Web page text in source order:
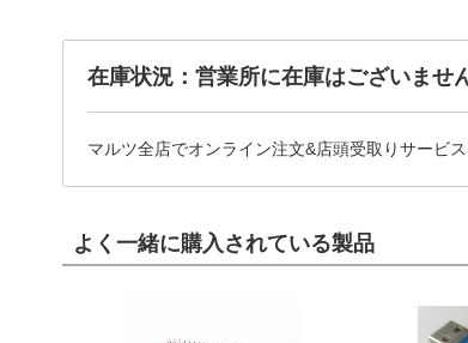
在庫状況：営業所に在庫はございません
マルツ全店でオンライン注文&店頭受取りサービ
よく一緒に購入されている製品